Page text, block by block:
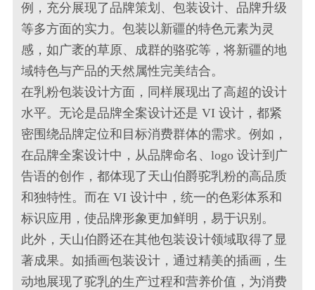
例，充分展现了品牌策划、包装设计、品牌升级
等多方面的实力。包装以新疆的特色元素为灵
感，如广袤的草原、成群的骆驼等，将新疆的地
域特色与产品的天然属性完美结合。
在乳粉包装设计方面，同样展现出了高超的设计
水平。无论是品牌全案设计还是 VI 设计，都紧
密围绕品牌定位和目标消费群体的需求。例如，
在品牌全案设计中，从品牌命名、logo 设计到广
告语的创作，都体现了天山伯爵驼乳粉的高品质
和独特性。而在 VI 设计中，统一的色彩体系和
标识应用，使品牌形象更加鲜明，易于识别。
此外，天山伯爵还在其他包装设计领域取得了显
著成果。如插画包装设计，通过精美的插画，生
动地展现了驼乳的生产过程和营养价值，为消费